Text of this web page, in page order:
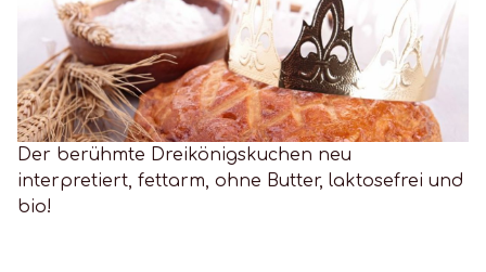
Der berühmte Dreikönigskuchen neu
interpretiert, fettarm, ohne Butter, laktosefrei und
bio!